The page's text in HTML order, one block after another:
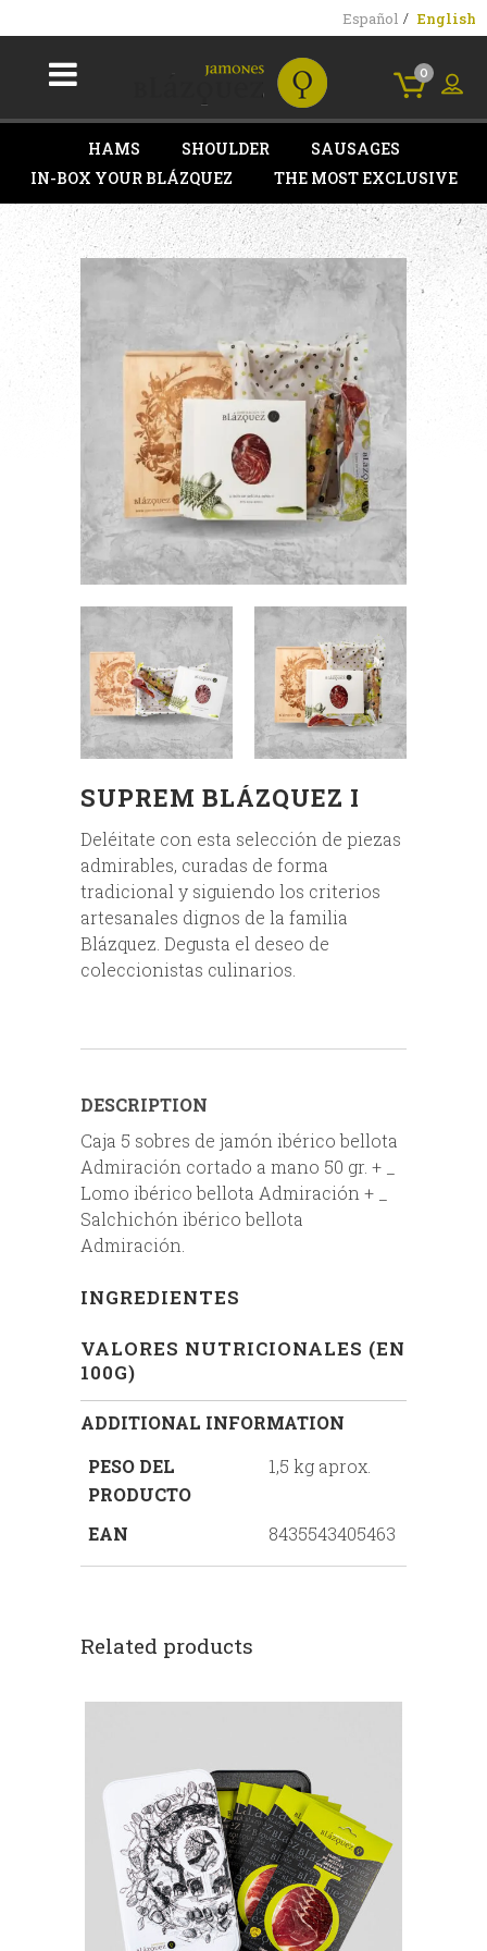
Español English
0
HAMS SHOULDER
SAUSAGES
IN-BOX YOUR BLÁZQUEZ
THE MOST EXCLUSIVE
SUPREM BLÁZQUEZ I
Deléitate con esta selección de piezas
admirables, curadas de forma
tradicional y siguiendo los criterios
artesanales dignos de la familia
Blázquez. Degusta el deseo de
coleccionistas culinarios.
DESCRIPTION
Caja 5 sobres de jamón ibérico bellota
Admiración cortado a mano 50 gr. + _
Lomo ibérico bellota Admiración + _
Salchichón ibérico bellota
Admiración.
INGREDIENTES
VALORES NUTRICIONALES (EN
100G)
ADDITIONAL INFORMATION
PESO DEL
PRODUCTO
1,5 kg aprox.
EAN 8435543405463
Related products